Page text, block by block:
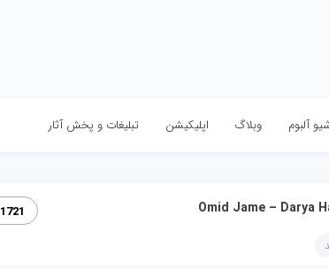
آلبوم وبلاگ اپلیکیشن تبلیغات و پخش آثار
Omid Jame – Darya
1721